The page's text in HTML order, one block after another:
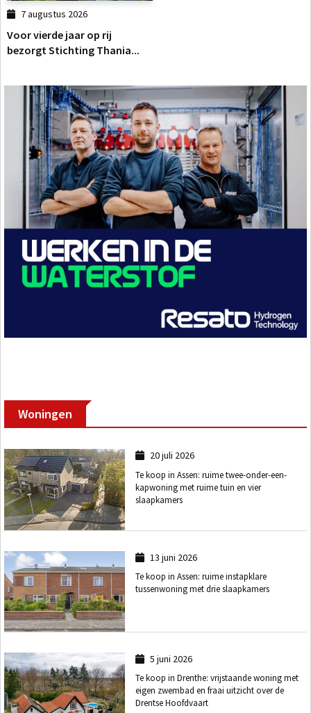
7 augustus 2026
Voor vierde jaar op rij
bezorgt Stichting Thania...
Woningen
20 juli 2026
Te koop in Assen: ruime twee-onder-een-
kapwoning met ruime tuin en vier
slaapkamers
13 juni 2026
Te koop in Assen: ruime instapklare
tussenwoning met drie slaapkamers
5 juni 2026
Te koop in Drenthe: vrijstaande woning met
eigen zwembad en fraai uitzicht over de
Drentse Hoofdvaart